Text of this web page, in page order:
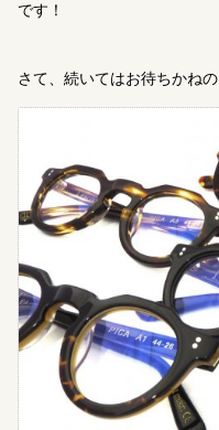
です！
さて、続いてはお待ちかねの